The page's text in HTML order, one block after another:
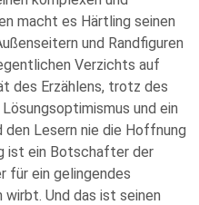
macht es Härtling seinen
und Randfiguren
Verzichts auf
des Erzählens, trotz des
und ein
Lesern nie die Hoffnung
ist ein Botschafter der
für ein gelingendes
Und das ist seinen